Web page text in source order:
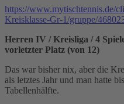
https://www.mytischtennis.de/
Kreisklasse-Gr-1/gruppe/
Herren IV / Kreisliga / 4
vorletzter Platz (von 12)
Das war bisher nix, aber die
als letztes Jahr und man hatte
Tabellenhälfte.